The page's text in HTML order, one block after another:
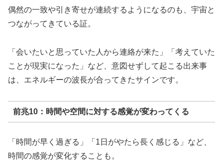
偶然の一致や引き寄せが連続するようになるのも、宇宙と
つながってきている証。
「会いたいと思っていた人から連絡が来た」「考えていた
ことが現実になった」など、意図せずして起こる出来事
は、エネルギーの波長が合ってきたサインです。
前兆10：時間や空間に対する感覚が変わってくる
「時間が早く過ぎる」「1日がやたら長く感じる」など、
時間の感覚が変化することも。